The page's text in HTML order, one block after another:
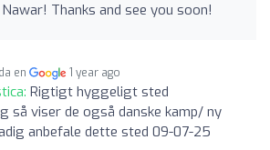
Thanks and see you soon!
en 1 year ago
Rigtigt hyggeligt sted
så viser de også danske kamp/ ny
anbefale dette sted 09-07-25